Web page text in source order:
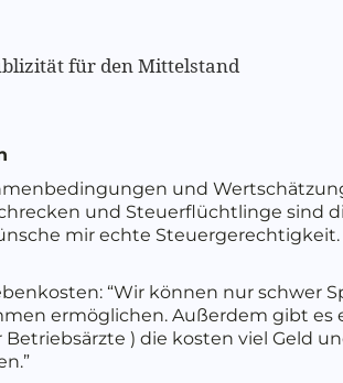
für den Mittelstand
und
und Steuerflüchtlinge sind
mir echte Steuergerechtigkeit.
“Wir können nur schwer
ermöglichen. Außerdem gibt es
) die kosten viel Geld